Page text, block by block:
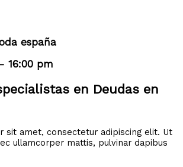
españa
16:00 pm
en Deudas en
sit amet, consectetur adipiscing elit. Ut
ullamcorper mattis, pulvinar dapibus